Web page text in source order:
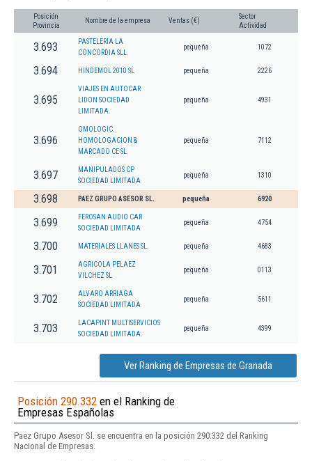
Posición
Provincia
Nombre de la empresa Ventas (€)
Sector
Actividad
3.693
PASTELERIA LA
CONCORDIA SLL.
pequeña 1072
3.694 HINDEMOL 2010 SL pequeña 2226
3.695
VIAJES EN AUTOCAR
LIDON SOCIEDAD
LIMITADA.
pequeña 4931
3.696
OMOLOGIC.
HOMOLOGACION &
MARCADO CE SL.
pequeña 7112
3.697
MANIPULADOS CP
SOCIEDAD LIMITADA
pequeña 1310
3.698 PAEZ GRUPO ASESOR SL. pequeña 6920
3.699
FEROSAN AUDIO CAR
SOCIEDAD LIMITADA
pequeña 4754
3.700 MATERIALES LLANES SL. pequeña 4683
3.701
AGRICOLA PELAEZ
VILCHEZ SL
pequeña 0113
3.702
ALVARO ARRIAGA
SOCIEDAD LIMITADA
pequeña 5611
3.703
LACAPINT MULTISERVICIOS
SOCIEDAD LIMITADA.
pequeña 4399
Ver Ranking de Empresas de Granada
Posición 290.332 en el Ranking de
Empresas Españolas
Paez Grupo Asesor Sl. se encuentra en la posición 290.332 del Ranking
Nacional de Empresas.